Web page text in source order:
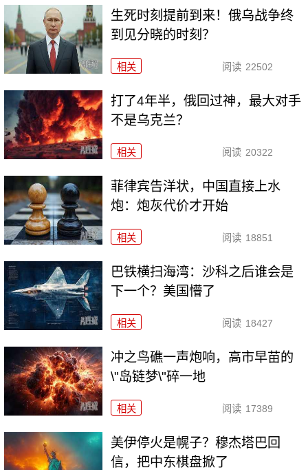
生死时刻提前到来！俄乌战争终
到见分晓的时刻？
相关 阅读 22502
打了4年半，俄回过神，最大对手
不是乌克兰？
相关 阅读 20322
菲律宾告洋状，中国直接上水
炮：炮灰代价才开始
相关 阅读 18851
巴铁横扫海湾：沙科之后谁会是
下一个？美国懵了
相关 阅读 18427
冲之鸟礁一声炮响，高市早苗的
\"岛链梦\"碎一地
相关 阅读 17389
美伊停火是幌子？穆杰塔巴回
信，把中东棋盘掀了